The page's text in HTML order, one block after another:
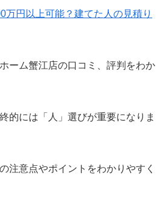
万円以上可能？建てた人の見積り
ーム蟹江店の口コミ、評判をわか
的には「人」選びが重要になりま
注意点やポイントをわかりやすく